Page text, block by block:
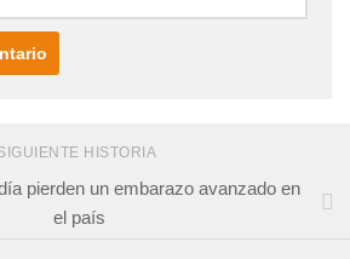
HISTORIA
pierden un embarazo avanzado en
el país